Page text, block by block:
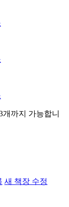
까지 가능합니
새 책장 수정